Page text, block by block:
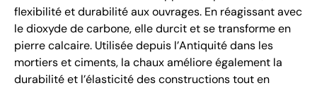
flexibilité et durabilité aux ouvrages. En réagissant avec
le dioxyde de carbone, elle durcit et se transforme en
pierre calcaire. Utilisée depuis l’Antiquité dans les
mortiers et ciments, la chaux améliore également la
durabilité et l’élasticité des constructions tout en